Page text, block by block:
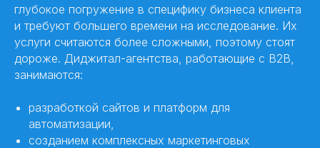
глубокое погружение в специфику бизнеса клиента
и требуют большего времени на исследование. Их
услуги считаются более сложными, поэтому стоят
дороже. Диджитал-агентства, работающие с B2B,
занимаются:
разработкой сайтов и платформ для
автоматизации,
созданием комплексных маркетинговых